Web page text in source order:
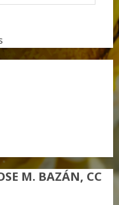
M. BAZÁN, CC